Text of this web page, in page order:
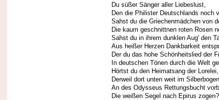
Du süßer Sänger aller Liebeslust,
Den die Philister Deutschlands noch
Sahst du die Griechenmädchen von
Die kaum geschnittnen roten Rosen
Sahst du in ihrem dunklen Aug' den
Aus heißer Herzen Dankbarkeit
Der du das hohe Schönheitslied der
In deutschen Tönen durch die Welt
Hörtst du den Heimatsang der Lorelei,
Derweil dort unten weit im Silberbogen
An des Odysseus Rettungsbucht
Die weißen Segel nach Epirus